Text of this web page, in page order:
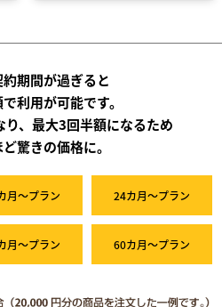
約期間が過ぎると
利用が可能です。
、最大3回半額になるため
驚きの価格に。
月～プラン 24カ月～プラン
月～プラン 60カ月～プラン